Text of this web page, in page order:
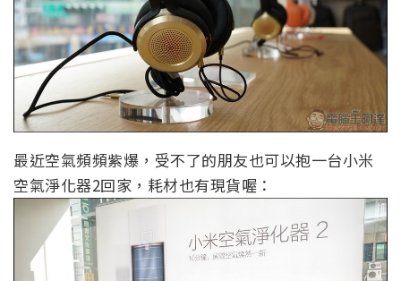
最近空氣頻頻紫爆，受不了的朋友也可以抱一台小米
空氣淨化器2回家，耗材也有現貨喔：